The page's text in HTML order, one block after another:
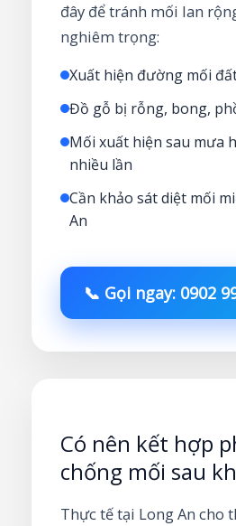
đây để tránh mối lan
nghiêm trọng:
Xuất hiện đường mối
Đồ gỗ bị rỗng, bong,
Mối xuất hiện sau mưa
nhiều lần
Cần khảo sát diệt mối
An
📞 Gọi ngay: 0902
Có nên kết hợp
chống mối sau
Thực tế tại Long An cho